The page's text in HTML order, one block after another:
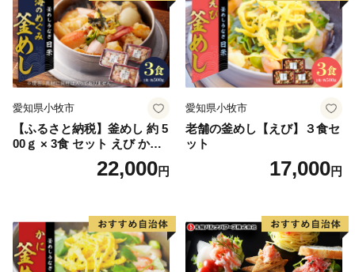
す。
四季折々の陸前高田へ、ぜひ一度お越しください。
〇ふるさと納税を通じて障がい者の雇用を！
がい者の皆様に正式に委託しております。
もしかすると、きちんと梱包されているか心配される方
手な作業もありますが、皆さんの高い集中力と一つ一つ
また、ふるさと納税は市の事業ということで自分達が
「市に役立つ仕事をしているんだ」と誇りを持っていま
す。手を抜くことはありません。
愛知県小牧市
【ふるさと納税】釜めし 約 5
00ｇ × 3食 セット えび かに
海のめぐみ 老舗 急速冷凍 レ
ンチン 時短 簡単調理 食品 加
せグルメ 愛知県 小牧市 送料
無料
22,000円
愛知県小牧市
老舗の釜めし【えび】３食セ
ット
17,000円